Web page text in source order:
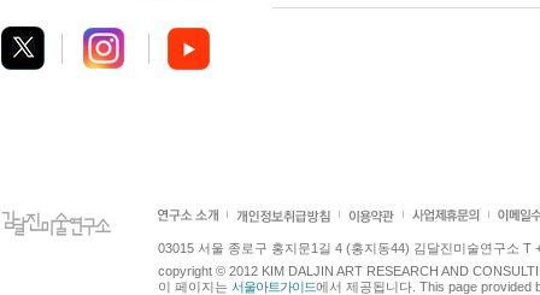
03015 서울 종로구 홍지문1길 4 (홍지동44) 김달진미술연구소 T
copyright © 2012 KIM DALJIN ART RESEARCH AND
이 페이지는 서울아트가이드에서 제공됩니다. This page provided